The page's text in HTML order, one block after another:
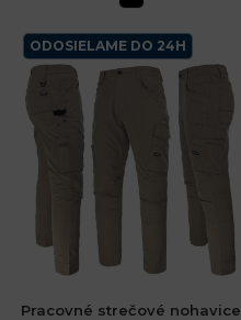
ODOSIELAME DO 24H
Pracovné strečové nohavice